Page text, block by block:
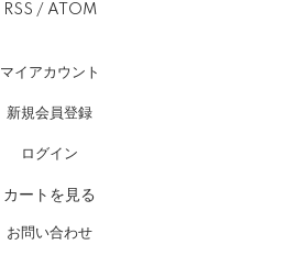
RSS / ATOM
マイアカウント
新規会員登録
ログイン
カートを見る
お問い合わせ